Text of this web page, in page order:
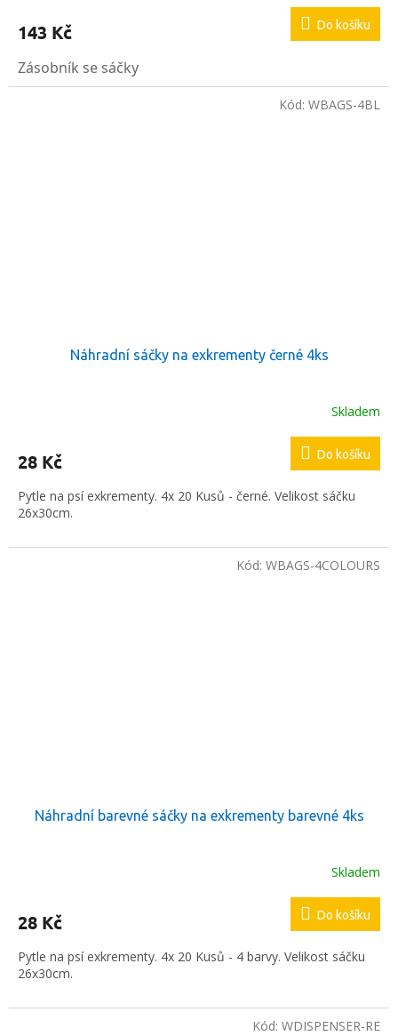
143 Kč Do košíku
Zásobník se sáčky
Náhradní sáčky na exkrementy černé 4ks
Skladem
28 Kč Do košíku
Pytle na psí exkrementy. 4x 20 Kusů - černé. Velikost sáčku
26x30cm.
Kód: WBAGS-4BL
Náhradní barevné sáčky na exkrementy barevné 4ks
Skladem
28 Kč Do košíku
Pytle na psí exkrementy. 4x 20 Kusů - 4 barvy. Velikost sáčku
26x30cm.
Kód: WBAGS-4COLOURS
Kód: WDISPENSER-RE